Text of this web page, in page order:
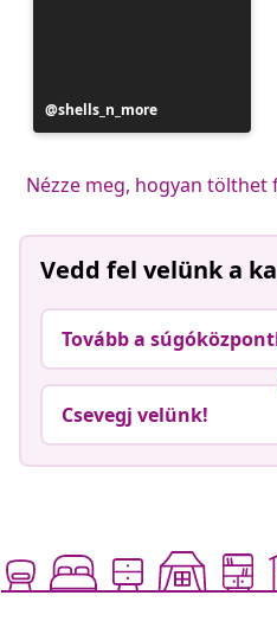
Bejegyzés
közzétevője
shells_n_more
Nézze meg, hogyan tölthet
Vedd fel velünk a
Tovább a
Csevegj velünk!